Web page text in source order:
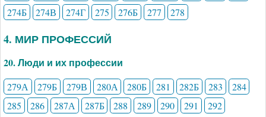
274Б
274В 274Г 275 276Б 277 278
4. МИР ПРОФЕССИЙ
20. Люди и их профессии
279А 279Б 279В 280А 280Б 281 282Б 283
284
285
286 287А 287Б 288 289 290 291 292